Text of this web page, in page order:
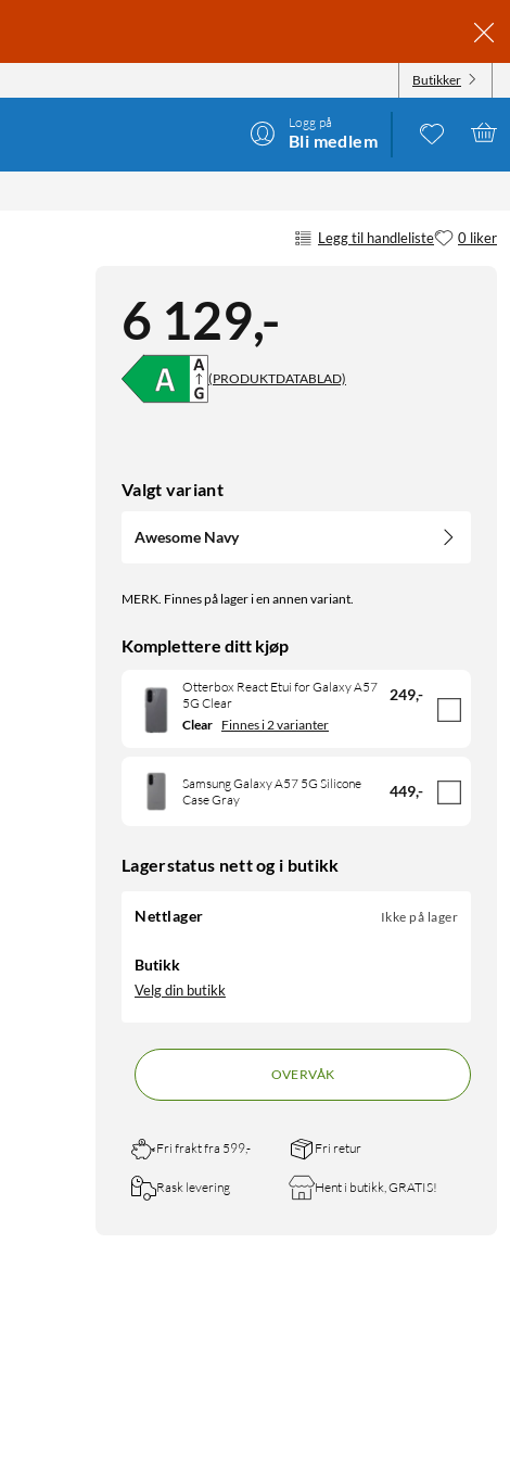
Butikker
Logg på
Bli medlem
Legg til handleliste 0 liker
6 129,-
(PRODUKTDATABLAD)
Valgt variant
Awesome Navy
MERK. Finnes på lager i en annen variant.
Komplettere ditt kjøp
Otterbox React Etui for Galaxy A57
5G Clear
249,-
Clear Finnes i 2 varianter
Samsung Galaxy A57 5G Silicone
Case Gray
449,-
Lagerstatus nett og i butikk
Nettlager Ikke på lager
Butikk
Velg din butikk
OVERVÅK
Fri frakt fra 599,- Fri retur
Rask levering Hent i butikk, GRATIS!